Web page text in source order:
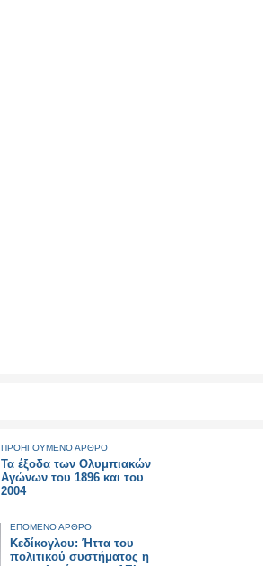
ΠΡΟΗΓΟΥΜΕΝΟ ΑΡΘΡΟ
Τα έξοδα των Ολυμπιακών
Αγώνων του 1896 και του
2004
ΕΠΟΜΕΝΟ ΑΡΘΡΟ
Κεδίκογλου: Ήττα του
πολιτικού συστήματος η